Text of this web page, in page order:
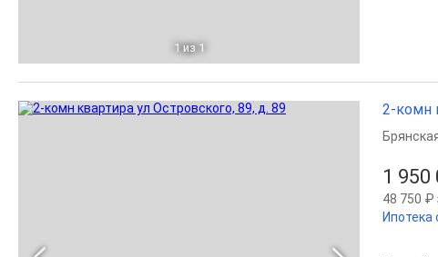
1 из 1
2-комн
1 950
48 750 ₽
Ипотека